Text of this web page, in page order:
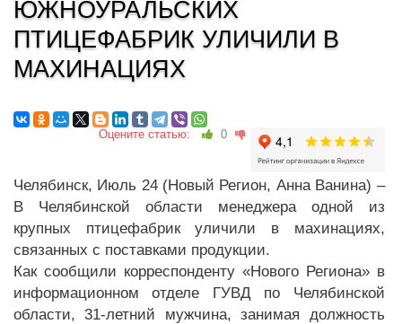
ЮЖНОУРАЛЬСКИХ
ПТИЦЕФАБРИК УЛИЧИЛИ В
МАХИНАЦИЯХ
Оцените статью: 0
Челябинск, Июль 24 (Новый Регион, Анна Ванина) –
В Челябинской области менеджера одной из
крупных птицефабрик уличили в махинациях,
связанных с поставками продукции.
Как сообщили корреспонденту «Нового Региона» в
информационном отделе ГУВД по Челябинской
области, 31-летний мужчина, занимая должность